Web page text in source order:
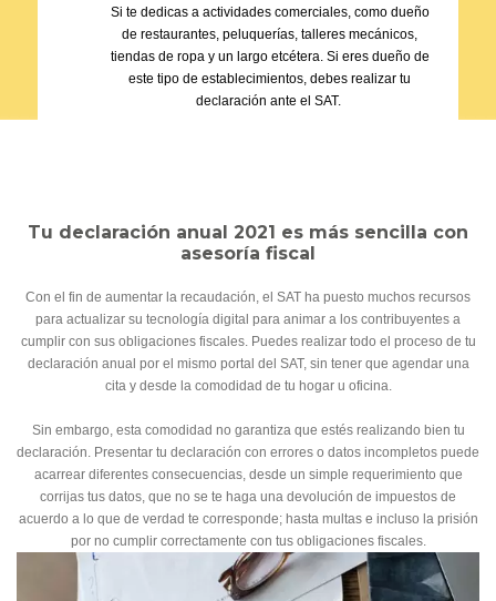
Si te dedicas a actividades comerciales, como dueño
de restaurantes, peluquerías, talleres mecánicos,
tiendas de ropa y un largo etcétera. Si eres dueño de
este tipo de establecimientos, debes realizar tu
declaración ante el SAT.
Tu declaración anual 2021 es más sencilla con
asesoría fiscal
Con el fin de aumentar la recaudación, el SAT ha puesto muchos recursos
para actualizar su tecnología digital para animar a los contribuyentes a
cumplir con sus obligaciones fiscales. Puedes realizar todo el proceso de tu
declaración anual por el mismo portal del SAT, sin tener que agendar una
cita y desde la comodidad de tu hogar u oficina.
Sin embargo, esta comodidad no garantiza que estés realizando bien tu
declaración. Presentar tu declaración con errores o datos incompletos puede
acarrear diferentes consecuencias, desde un simple requerimiento que
corrijas tus datos, que no se te haga una devolución de impuestos de
acuerdo a lo que de verdad te corresponde; hasta multas e incluso la prisión
por no cumplir correctamente con tus obligaciones fiscales.